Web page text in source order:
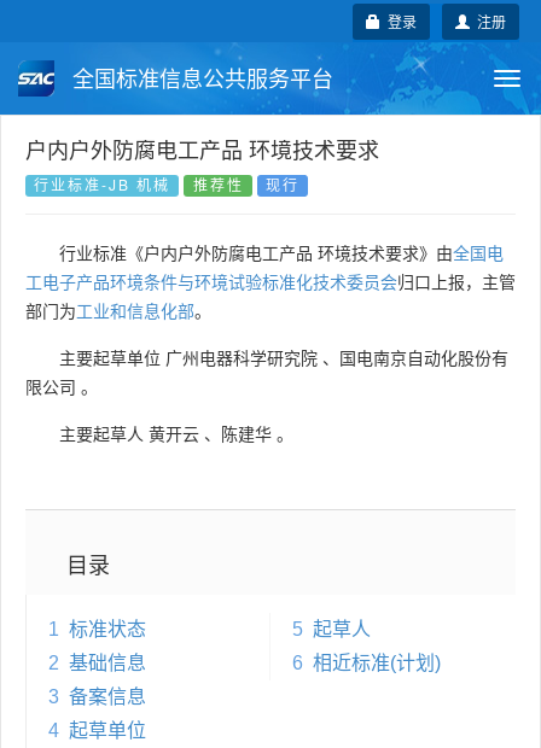
注册
登录
全国标准信息公共服务平台
国家标准 行业标准
国外标准 技术委员会
户内户外防腐电工产品 环境技术要求
行业标准-JB 机械 推荐性 现行
行业标准《户内户外防腐电工产品 环境技术要求》由全国电
工电子产品环境条件与环境试验标准化技术委员会归口上报，主管
部门为工业和信息化部。
主要起草单位 广州电器科学研究院 、
国电南京自动化股份有
限公司 。
主要起草人 黄开云 、 陈建华 。
目录
1 标准状态
2 基础信息
3 备案信息
4 起草单位
5 起草人
6 相近标准(计划)